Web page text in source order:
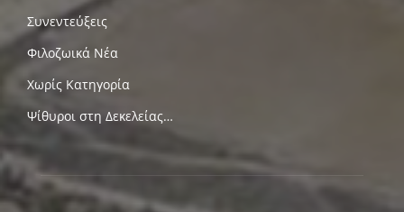
Συνεντεύξεις
Φιλοζωικά Νέα
Χωρίς Κατηγορία
Ψίθυροι στη Δεκελείας…